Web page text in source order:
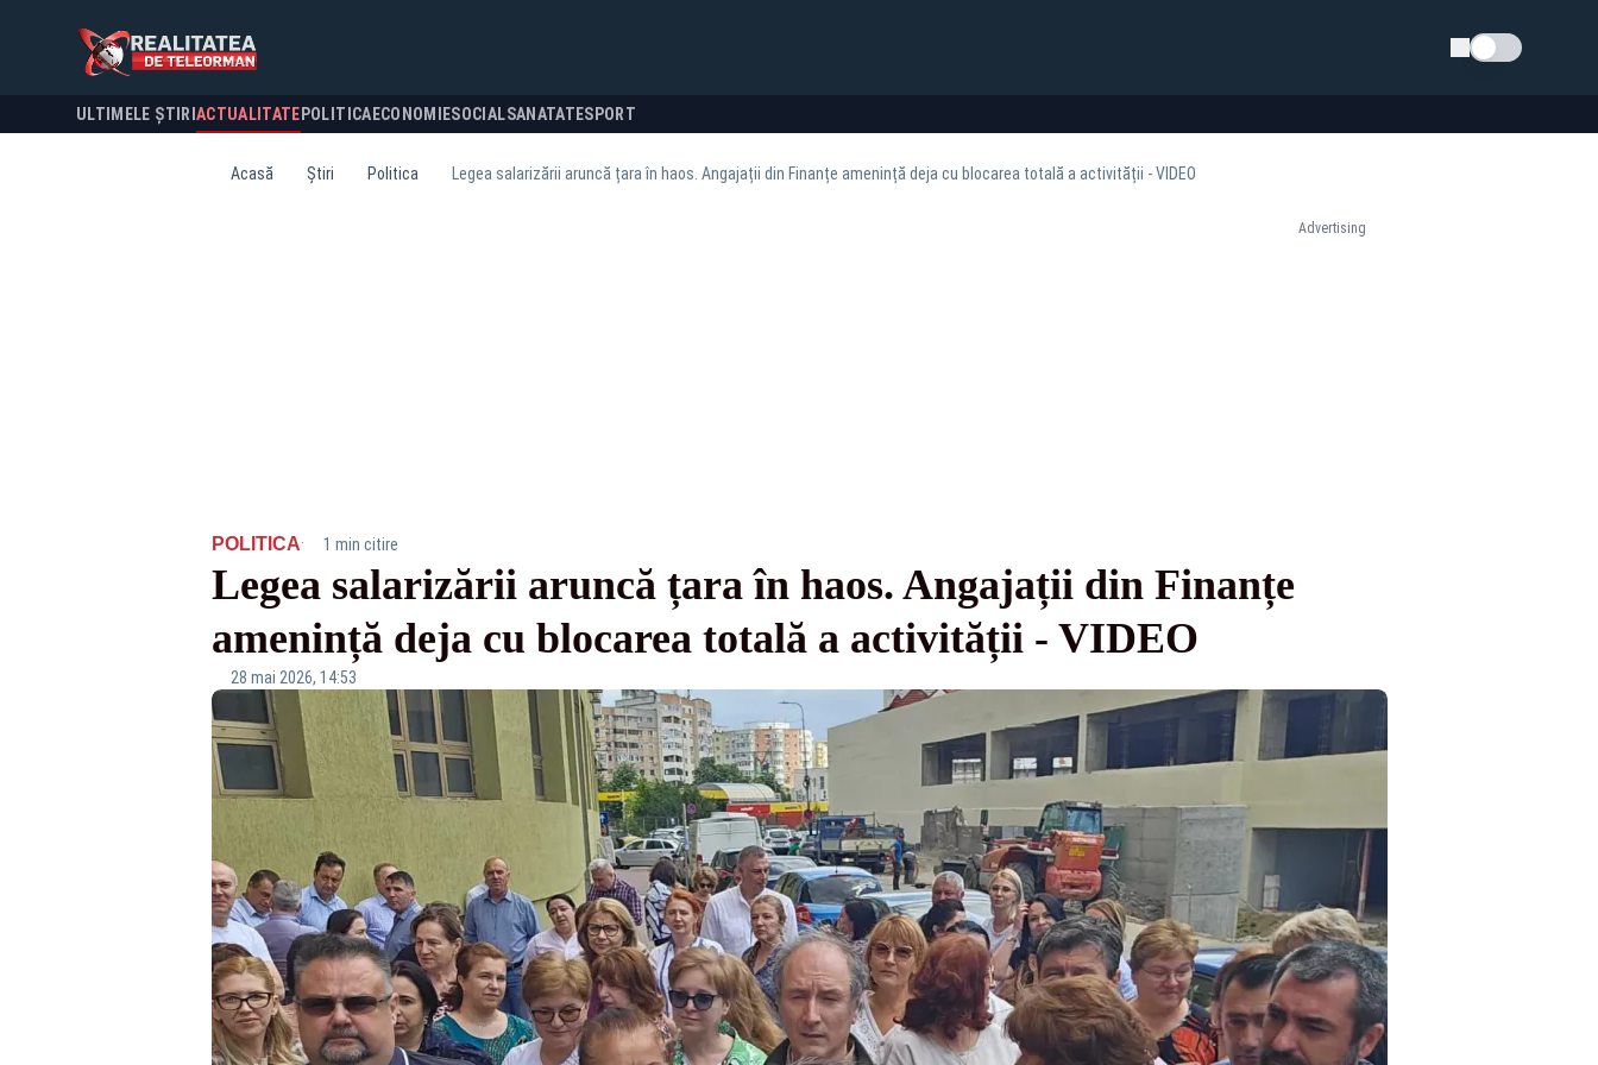
Schimba tema
ULTIMELE ȘTIRI ACTUALITATE POLITICA ECONOMIESOCIALSANATATESPORT
Acasă Știri Politica Legea salarizării aruncă țara în haos. Angajații din Finanțe amenință deja cu blocarea totală a activității - VIDEO
Advertising
POLITICA· 1 min citire
Legea salarizării aruncă țara în haos. Angajații din Finanțe
amenință deja cu blocarea totală a activității - VIDEO
28 mai 2026, 14:53